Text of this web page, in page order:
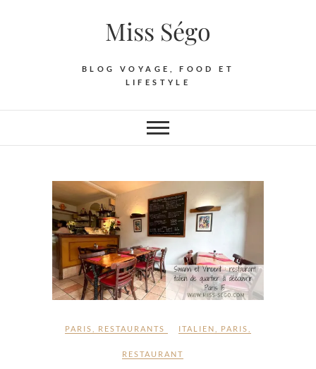
Miss Ségo
BLOG VOYAGE, FOOD ET
LIFESTYLE
PARIS RESTAURANTS ITALIEN PARIS
RESTAURANT